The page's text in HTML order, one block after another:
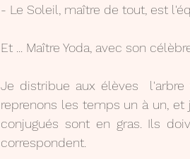
- Le Soleil, maître de tout, est
Et ... Maître Yoda, avec son
Je distribue aux élèves
reprenons les temps un à un,
conjugués sont en gras. Ils
correspondent.